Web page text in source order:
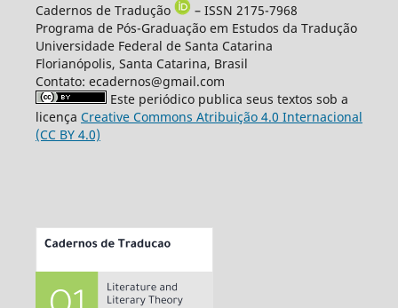
Cadernos de Tradução
– ISSN 2175-7968
Programa de Pós-Graduação em Estudos da Tradução
Universidade Federal de Santa Catarina
Florianópolis, Santa Catarina, Brasil
Contato: ecadernos@gmail.com
Este periódico publica seus textos sob a
licença Creative Commons Atribuição 4.0 Internacional
(CC BY 4.0)